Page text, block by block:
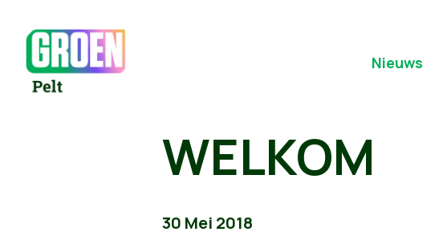
Nieuws
WELKOM
30 Mei 2018